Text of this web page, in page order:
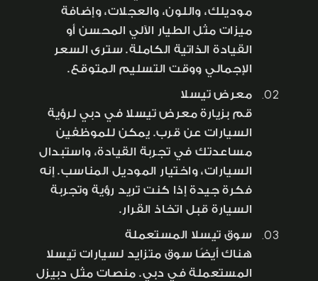
موديلك، واللون، والعجلات، وإضافة
ميزات مثل الطيار الآلي المحسن أو
القيادة الذاتية الكاملة. سترى السعر
الإجمالي ووقت التسليم المتوقع.
معرض تيسلا
قم بزيارة معرض تيسلا في دبي لرؤية
السيارات عن قرب. يمكن للموظفين
مساعدتك في تجربة القيادة، واستبدال
السيارات، واختيار الموديل المناسب. إنه
فكرة جيدة إذا كنت تريد رؤية وتجربة
السيارة قبل اتخاذ القرار.
سوق تيسلا المستعملة
هناك أيضًا سوق متزايد لسيارات تيسلا
المستعملة في دبي. منصات مثل دبيزل